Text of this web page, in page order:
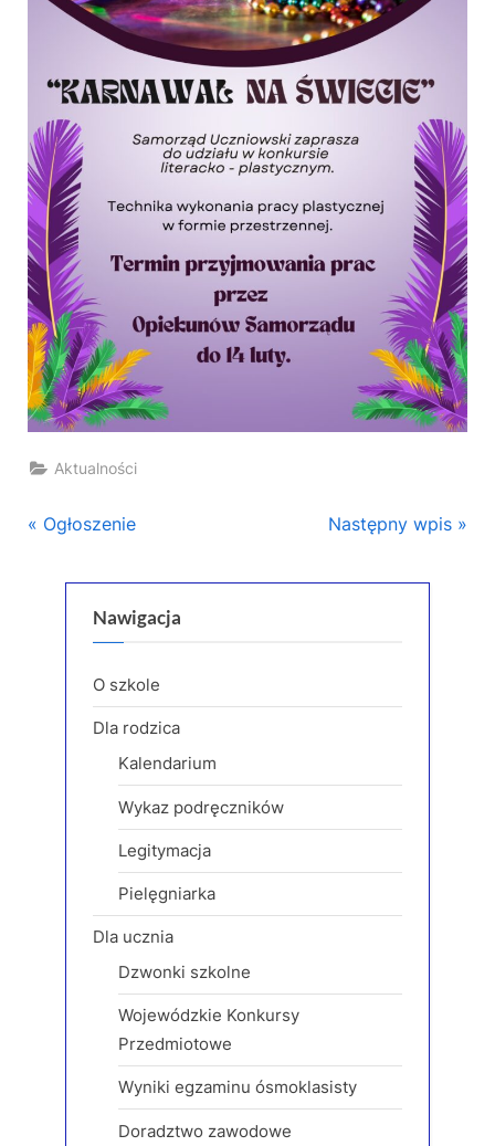
Aktualności
Nawigacja
wpisu
P
Ogłoszenie
N
x
s
Następny wpis
Nawigacja
O szkole
Dla rodzica
Kalendarium
Wykaz podręczników
Legitymacja
Pielęgniarka
Dla ucznia
Dzwonki szkolne
Wojewódzkie Konkursy
Przedmiotowe
Wyniki egzaminu ósmoklasisty
Doradztwo zawodowe